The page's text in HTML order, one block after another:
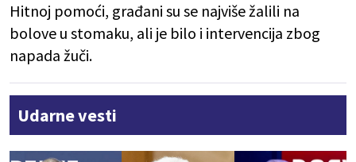
Hitnoj pomoći, građani su se najviše žalili na
bolove u stomaku, ali je bilo i intervencija zbog
napada žuči.
Udarne vesti